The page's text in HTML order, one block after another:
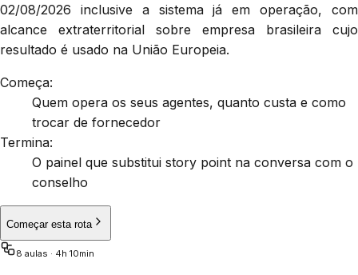
02/08/2026 inclusive a sistema já em operação, com
alcance extraterritorial sobre empresa brasileira cujo
resultado é usado na União Europeia.
Começa:
Quem opera os seus agentes, quanto custa e como
trocar de fornecedor
Termina:
O painel que substitui story point na conversa com o
conselho
Começar esta rota
8 aulas · 4h 10min